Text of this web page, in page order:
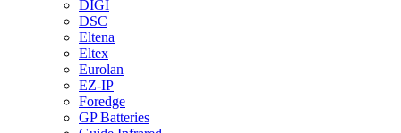
DIGI
DSC
Eltena
Eltex
Eurolan
EZ-IP
Foredge
GP Batteries